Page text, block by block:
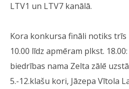
LTV1 un LTV7 kanālā.
Kora konkursa fināli notiks trīs
10.00 līdz apmēram plkst.
biedrības nama Zelta zālē
5.-12.klašu kori, Jāzepa Vītola